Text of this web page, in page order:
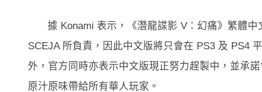
據 Konami 表示，《潛龍諜影 V：幻痛》繁體
SCEJA 所負責，因此中文版將只會在 PS3 及 PS4
外，官方同時亦表示中文版現正努力趕製中，並承
原汁原味帶給所有華人玩家。